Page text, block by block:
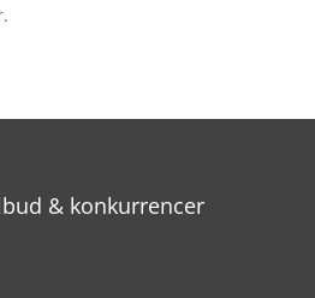
& konkurrencer